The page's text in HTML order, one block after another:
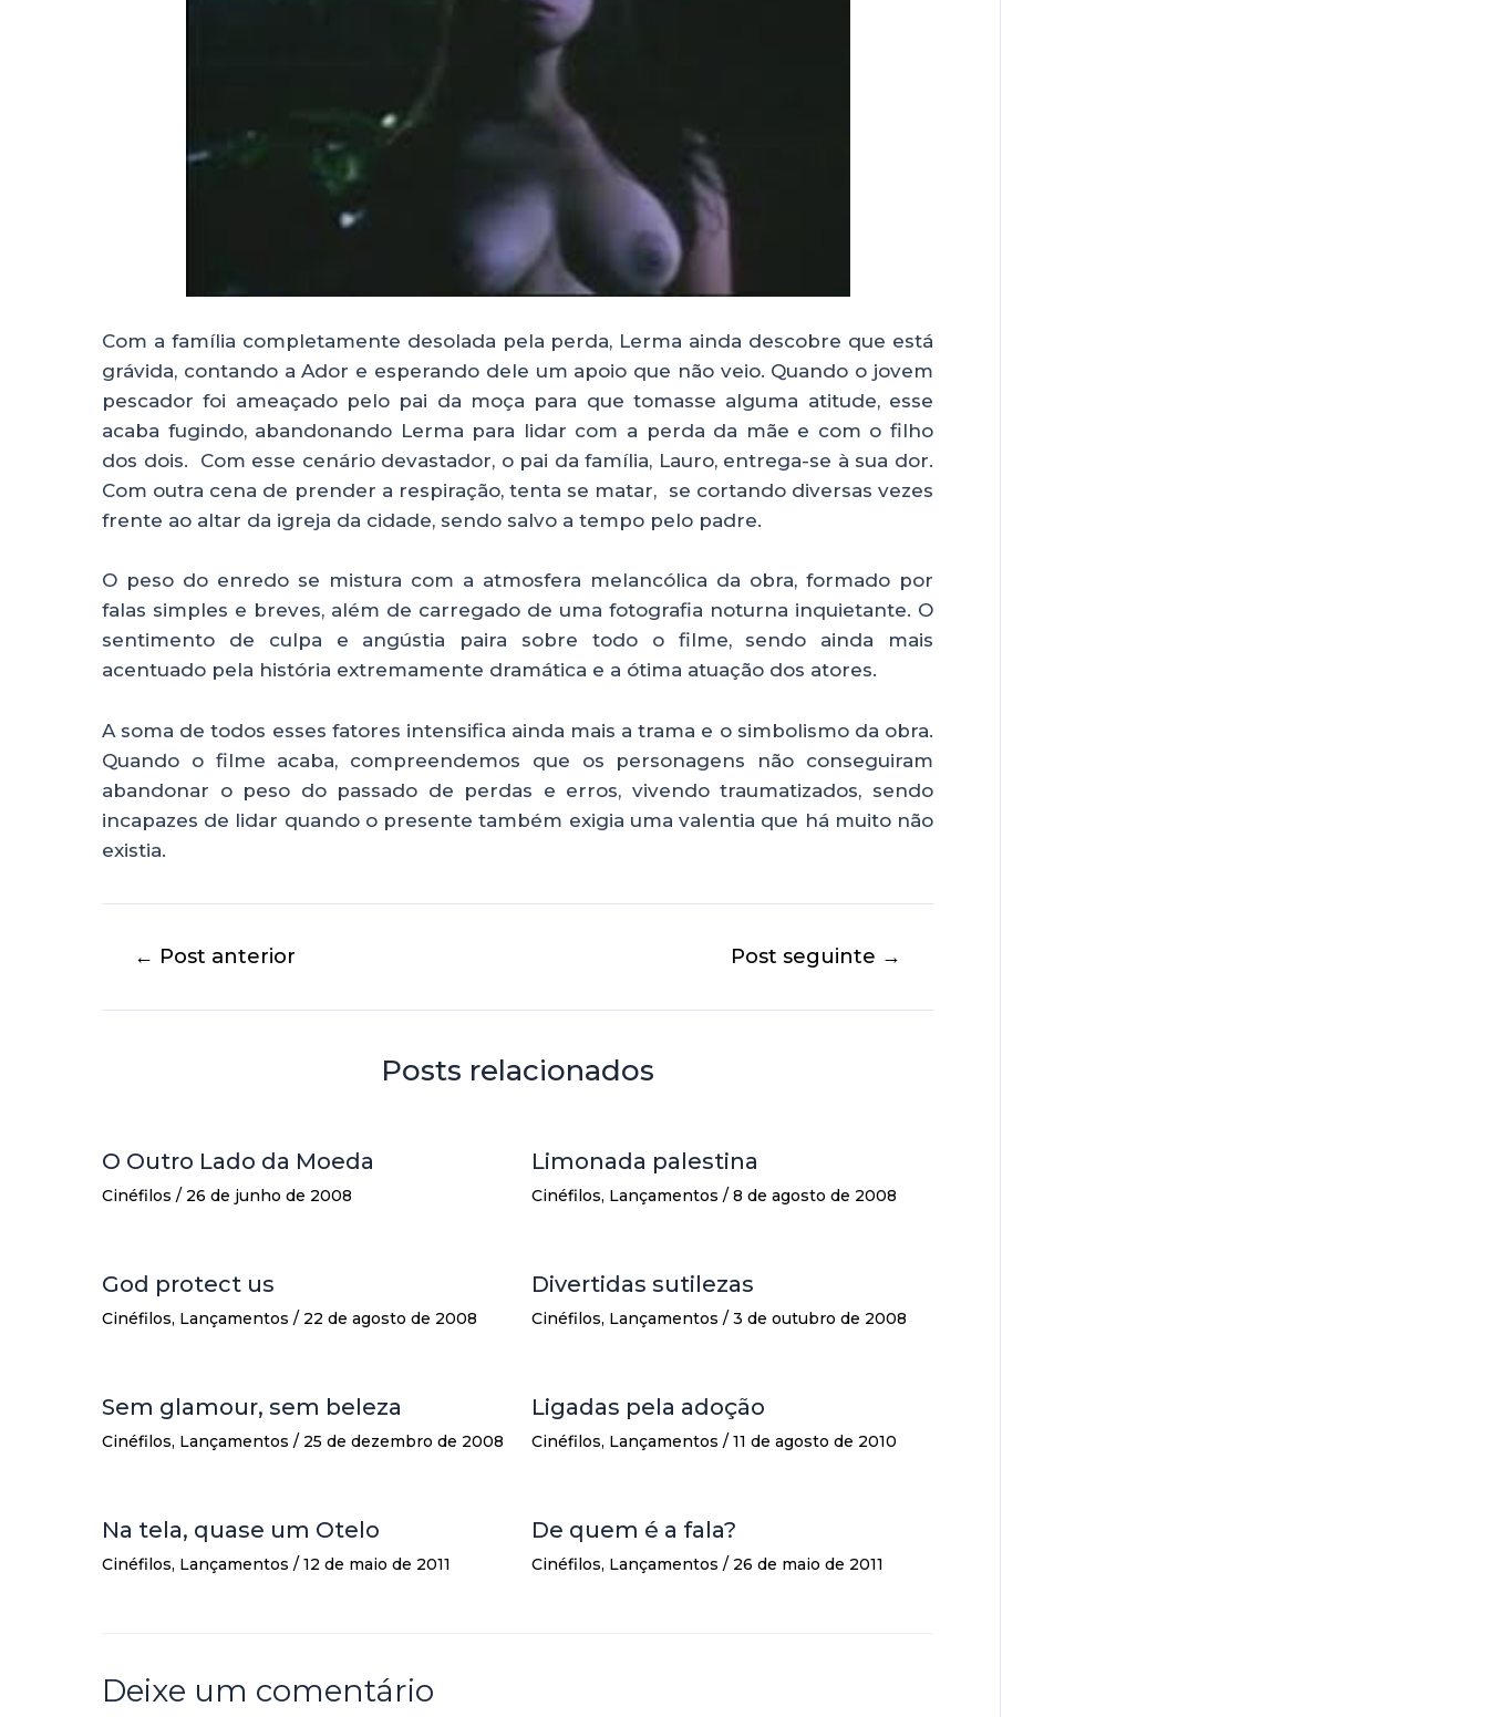
Com a família completamente desolada pela perda, Lerma ainda descobre que está
grávida, contando a Ador e esperando dele um apoio que não veio. Quando o jovem
pescador foi ameaçado pelo pai da moça para que tomasse alguma atitude, esse
acaba fugindo, abandonando Lerma para lidar com a perda da mãe e com o filho
dos dois. Com esse cenário devastador, o pai da família, Lauro, entrega-se à sua dor.
Com outra cena de prender a respiração, tenta se matar, se cortando diversas vezes
frente ao altar da igreja da cidade, sendo salvo a tempo pelo padre.
O peso do enredo se mistura com a atmosfera melancólica da obra, formado por
falas simples e breves, além de carregado de uma fotografia noturna inquietante. O
sentimento de culpa e angústia paira sobre todo o filme, sendo ainda mais
acentuado pela história extremamente dramática e a ótima atuação dos atores.
A soma de todos esses fatores intensifica ainda mais a trama e o simbolismo da obra.
Quando o filme acaba, compreendemos que os personagens não conseguiram
abandonar o peso do passado de perdas e erros, vivendo traumatizados, sendo
incapazes de lidar quando o presente também exigia uma valentia que há muito não
existia.
← Post anterior Post seguinte →
Posts relacionados
O Outro Lado da Moeda
Cinéfilos / 26 de junho de 2008
Limonada palestina
Cinéfilos, Lançamentos / 8 de agosto de 2008
God protect us
Cinéfilos, Lançamentos / 22 de agosto de 2008
Divertidas sutilezas
Cinéfilos, Lançamentos / 3 de outubro de 2008
Sem glamour, sem beleza
Cinéfilos, Lançamentos / 25 de dezembro de 2008
Ligadas pela adoção
Cinéfilos, Lançamentos / 11 de agosto de 2010
Na tela, quase um Otelo
Cinéfilos, Lançamentos / 12 de maio de 2011
De quem é a fala?
Cinéfilos, Lançamentos / 26 de maio de 2011
Deixe um comentário